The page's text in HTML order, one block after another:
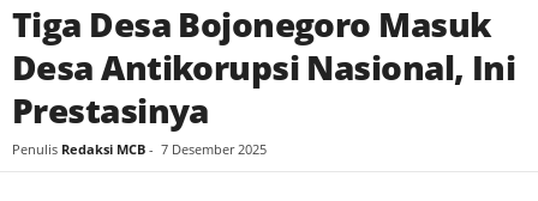
Tiga Desa Bojonegoro Masuk
Desa Antikorupsi Nasional, Ini
Prestasinya
Penulis Redaksi MCB - 7 Desember 2025